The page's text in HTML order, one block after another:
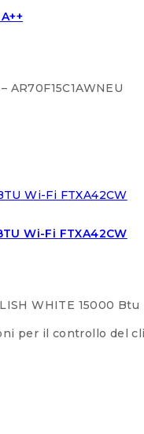
Wi-Fi FTXA42CW
WHITE 15000 Btu
per il controllo del